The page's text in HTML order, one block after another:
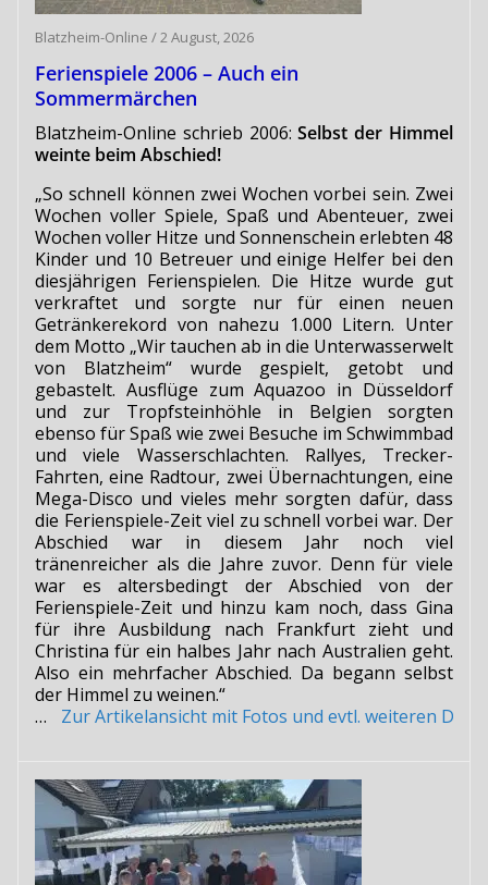
Blatzheim-Online /2 August, 2026
Ferienspiele 2006 – Auch ein
Sommermärchen
Blatzheim-Online schrieb 2006:Selbst der Himmel
weinte beim Abschied!
„So schnell können zwei Wochen vorbei sein. Zwei
Wochen voller Spiele, Spaß und Abenteuer, zwei
Wochen voller Hitze und Sonnenschein erlebten 48
Kinder und 10 Betreuer und einige Helfer bei den
diesjährigen Ferienspielen. Die Hitze wurde gut
verkraftet und sorgte nur für einen neuen
Getränkerekord von nahezu 1.000 Litern. Unter
dem Motto „Wir tauchen ab in die Unterwasserwelt
von Blatzheim“ wurde gespielt, getobt und
gebastelt. Ausflüge zum Aquazoo in Düsseldorf
und zur Tropfsteinhöhle in Belgien sorgten
ebenso für Spaß wie zwei Besuche im Schwimmbad
und viele Wasserschlachten. Rallyes, Trecker-
Fahrten, eine Radtour, zwei Übernachtungen, eine
Mega-Disco und vieles mehr sorgten dafür, dass
die Ferienspiele-Zeit viel zu schnell vorbei war. Der
Abschied war in diesem Jahr noch viel
tränenreicher als die Jahre zuvor. Denn für viele
war es altersbedingt der Abschied von der
Ferienspiele-Zeit und hinzu kam noch, dass Gina
für ihre Ausbildung nach Frankfurt zieht und
Christina für ein halbes Jahr nach Australien geht.
Also ein mehrfacher Abschied. Da begann selbst
der Himmel zu weinen.“
…Zur Artikelansicht mit Fotos und evtl. weiteren